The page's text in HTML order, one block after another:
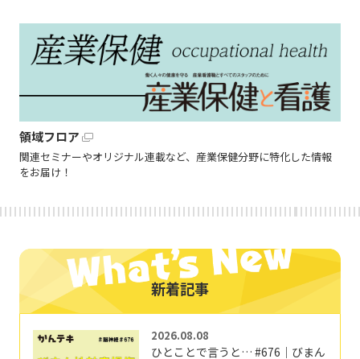
領域フロア
関連セミナーやオリジナル連載など、産業保健分野に特化した情報
をお届け！
新着記事
2026.08.08
ひとことで言うと… #676｜びまん